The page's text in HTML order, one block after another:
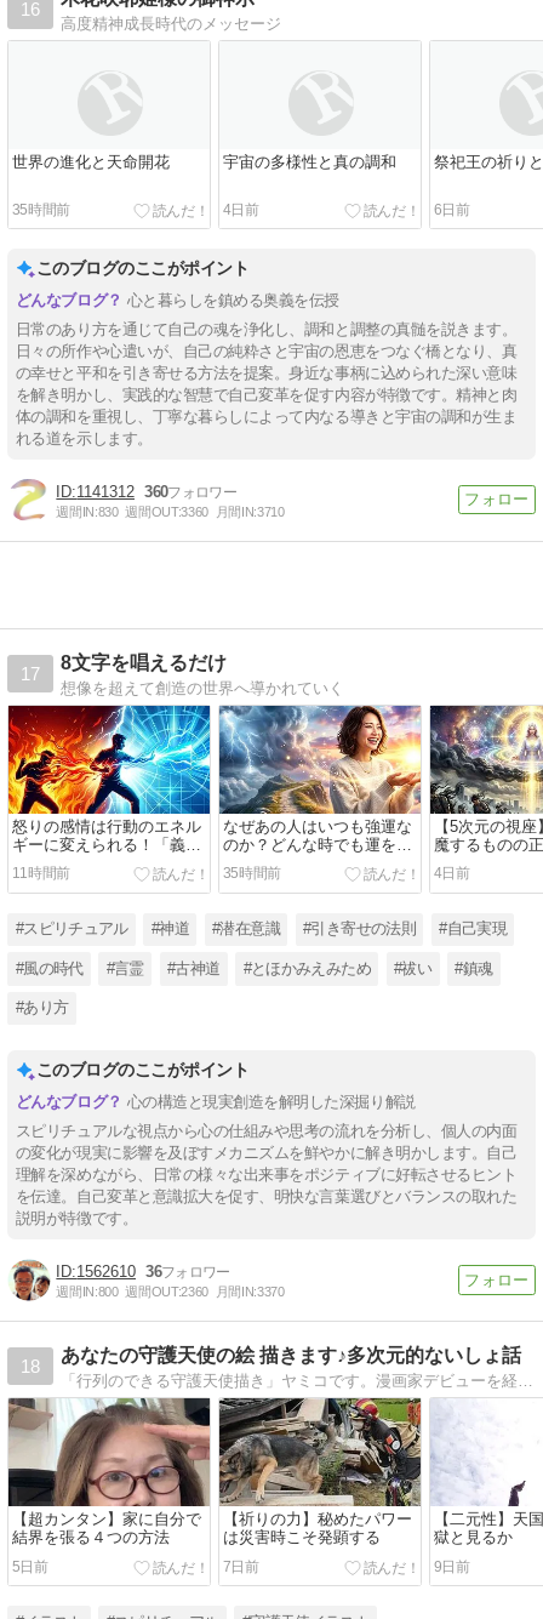
16
高度精神成長時代のメッセージ
世界の進化と天命開花
35時間前
宇宙の多様性と真の調和
4日前
祭祀王の祈り
6日前
このブログのここがポイント
心と暮らしを鎮める奥義を伝授
日常のあり方を通じて自己の魂を浄化し、調和と調整の真髄を説きます。
日々の所作や心遣いが、自己の純粋さと宇宙の恩恵をつなぐ橋となり、真
の幸せと平和を引き寄せる方法を提案。身近な事柄に込められた深い意味
を解き明かし、実践的な智慧で自己変革を促す内容が特徴です。精神と肉
体の調和を重視し、丁寧な暮らしによって内なる導きと宇宙の調和が生ま
れる道を示します。
1141312 360
週間IN:830 週間OUT:3360 月間IN:3710
17
8文字を唱えるだけ
想像を超えて創造の世界へ導かれていく
怒りの感情は行動のエネル
ギーに変えられる！「義
憤」と「公（おおやけ）の
視座」で人生を動かす方法
11時間前
なぜあの人はいつも強運な
のか？どんな時でも運を味
方につけている人の「3つ
の特徴」とゼロリセット術
35時間前
【5次元の視
魔するものの
日々付着する
ルギー・邪気
ム
4日前
#スピリチュアル #神道 #潜在意識 #引き寄せの法則 #自己実現
#風の時代 #言霊 #古神道 #とほかみえみため #祓い #鎮魂
#あり方
このブログのここがポイント
心の構造と現実創造を解明した深掘り解説
スピリチュアルな視点から心の仕組みや思考の流れを分析し、個人の内面
の変化が現実に影響を及ぼすメカニズムを鮮やかに解き明かします。自己
理解を深めながら、日常の様々な出来事をポジティブに好転させるヒント
を伝達。自己変革と意識拡大を促す、明快な言葉選びとバランスの取れた
説明が特徴です。
1562610 36
週間IN:800 週間OUT:2360 月間IN:3370
18
あなたの守護天使の絵 描きます♪多次元的ないしょ話
「行列のできる守護天使描き」ヤミコです。漫画家デビューを経て、ヒーラー・カウンセラーになり、宇宙意識を学ぶメタスピ講座もやっている国際資格を持つ催眠療法士のブログ。
【超カンタン】家に自分で
結界を張る４つの方法
5日前
【祈りの力】秘めたパワー
は災害時こそ発顕する
7日前
【二元性】天
獄と見るか
9日前